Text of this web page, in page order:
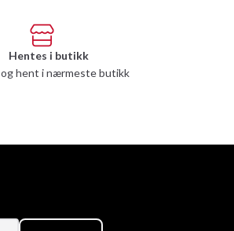
Hentes i butikk
hent i nærmeste butikk